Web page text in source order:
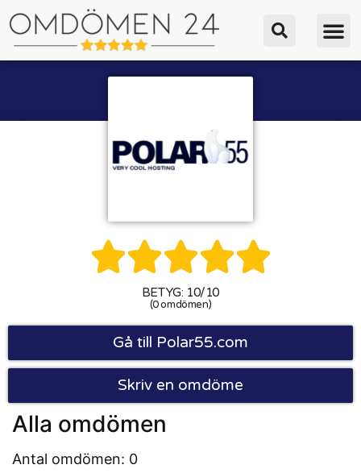

BETYG: 10/10
(0 omdömen)
Gå till Polar55.com
Skriv en omdöme
Alla omdömen
Antal omdömen: 0